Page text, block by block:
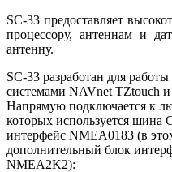
SC-33 предоставляет
процессору, антеннам и
антенну.
SC-33 разработан для
системами NAVnet TZtouch
Напрямую подключается к
которых используется шина
интерфейс NMEA0183 (в
дополнительный блок
NMEA2K2):